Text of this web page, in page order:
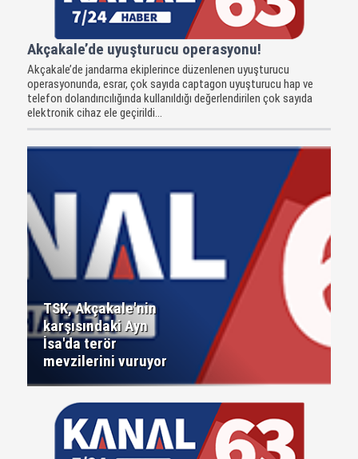
Akçakale’de uyuşturucu operasyonu!
Akçakale’de jandarma ekiplerince düzenlenen uyuşturucu
operasyonunda, esrar, çok sayıda captagon uyuşturucu hap ve
telefon dolandırıcılığında kullanıldığı değerlendirilen çok sayıda
elektronik cihaz ele geçirildi...
TSK, Akçakale'nin
karşısındaki Ayn
İsa'da terör
mevzilerini vuruyor